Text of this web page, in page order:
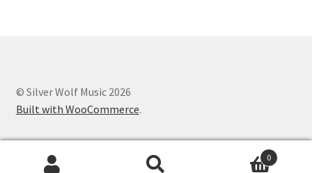
© Silver Wolf Music 2026
Built with WooCommerce.
0